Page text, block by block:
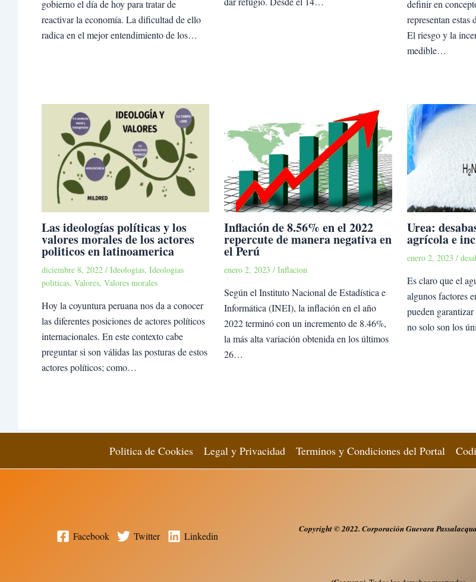
gobierno el día de hoy para tratar de
reactivar la economía. La dificultad de ello
radica en el mejor entendimiento de los…
definir en
representan estas
El riesgo y la
medible…
Las ideologías políticas y los
valores morales de los actores
politicos en latinoamerica
diciembre 8, 2022 / Ideologias, Ideologias
politicas, Valores, Valores morales
Hoy la coyuntura peruana nos da a conocer
las diferentes posiciones de actores políticos
internacionales. En este contexto cabe
preguntar si son válidas las posturas de estos
actores políticos; como…
Inflación de 8.56% en el 2022
repercute de manera negativa en
el Perú
enero 2, 2023/Inflacion
Según el Instituto Nacional de Estadística e
Informática (INEI), la inflación en el año
2022 terminó con un incremento de 8.46%,
la más alta variación obtenida en los últimos
26…
Urea:
agrícola e
enero 2, 2023 /
Es claro que el
algunos factores
pueden
no solo son los
Politica de Cookies Legal y Privacidad Terminos y Condiciones del Portal
Facebook Twitter Linkedin
Copyright© 2022. Corporación Guevara